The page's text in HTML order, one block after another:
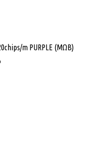
m PURPLE (ΜΩΒ)